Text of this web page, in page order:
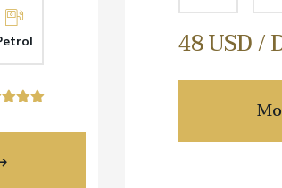
Ford Mustang Convertible
48 USD /